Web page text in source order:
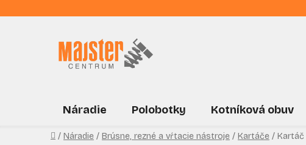
na
Náradie Polobotky Kotníková obuv
Domov
/ Náradie / Brúsne, rezné a vŕtacie nástroje / Kartáče / Kartáč